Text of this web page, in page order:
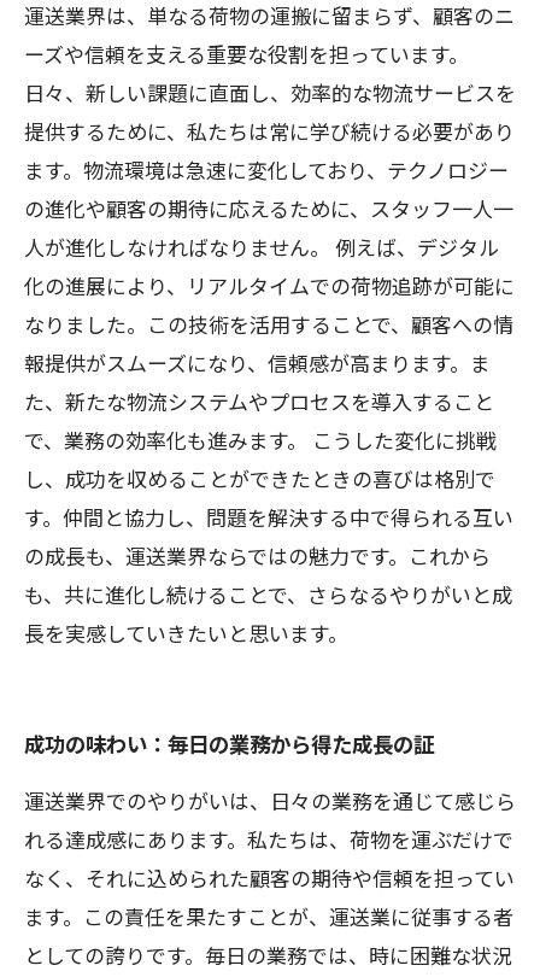
運送業界は、単なる荷物の運搬に留まらず、顧客のニ
ーズや信頼を支える重要な役割を担っています。
日々、新しい課題に直面し、効率的な物流サービスを
提供するために、私たちは常に学び続ける必要があり
ます。物流環境は急速に変化しており、テクノロジー
の進化や顧客の期待に応えるために、スタッフ一人一
人が進化しなければなりません。 例えば、デジタル
化の進展により、リアルタイムでの荷物追跡が可能に
なりました。この技術を活用することで、顧客への情
報提供がスムーズになり、信頼感が高まります。ま
た、新たな物流システムやプロセスを導入すること
で、業務の効率化も進みます。 こうした変化に挑戦
し、成功を収めることができたときの喜びは格別で
す。仲間と協力し、問題を解決する中で得られる互い
の成長も、運送業界ならではの魅力です。これから
も、共に進化し続けることで、さらなるやりがいと成
長を実感していきたいと思います。
成功の味わい：毎日の業務から得た成長の証
運送業界でのやりがいは、日々の業務を通じて感じら
れる達成感にあります。私たちは、荷物を運ぶだけで
なく、それに込められた顧客の期待や信頼を担ってい
ます。この責任を果たすことが、運送業に従事する者
としての誇りです。毎日の業務では、時に困難な状況